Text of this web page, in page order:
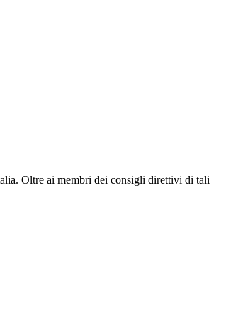
Oltre ai membri dei consigli direttivi di tali